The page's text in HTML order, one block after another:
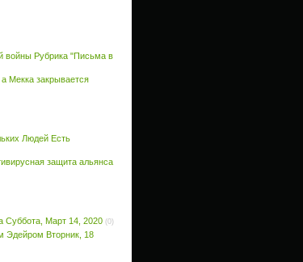
войны Рубрика "Письма в
Мекка закрывается
Людей Есть
защита альянса
Суббота, Март 14, 2020 (0)
Эдейром Вторник, 18